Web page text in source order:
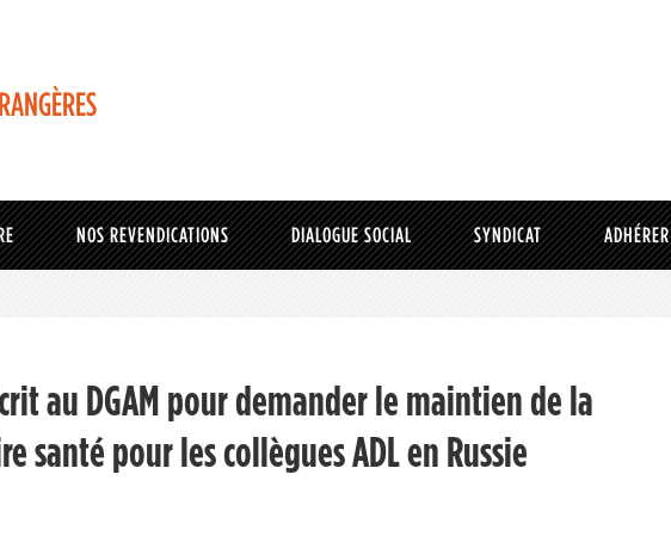
NOS REVENDICATIONS DIALOGUE SOCIAL SYNDICAT ADHÉRER
au DGAM pour demander le maintien de la
santé pour les collègues ADL en Russie